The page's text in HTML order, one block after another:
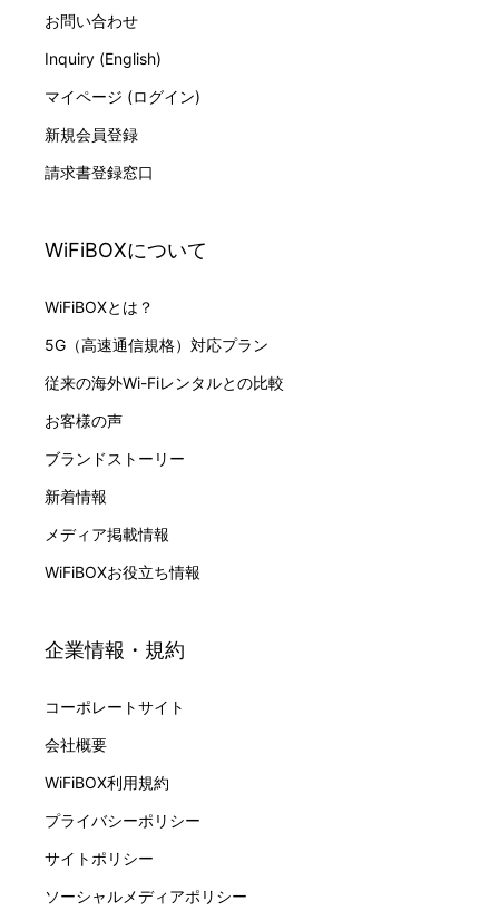
お問い合わせ
Inquiry (English)
マイページ (ログイン)
新規会員登録
請求書登録窓口
WiFiBOXについて
WiFiBOXとは？
5G（高速通信規格）対応プラン
従来の海外Wi-Fiレンタルとの比較
お客様の声
ブランドストーリー
新着情報
メディア掲載情報
WiFiBOXお役立ち情報
企業情報・規約
コーポレートサイト
会社概要
WiFiBOX利用規約
プライバシーポリシー
サイトポリシー
ソーシャルメディアポリシー